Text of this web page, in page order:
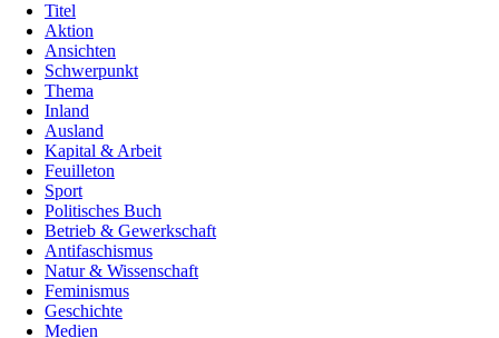
Titel
Aktion
Ansichten
Schwerpunkt
Thema
Inland
Ausland
Kapital & Arbeit
Feuilleton
Sport
Politisches Buch
Betrieb & Gewerkschaft
Antifaschismus
Natur & Wissenschaft
Feminismus
Geschichte
Medien